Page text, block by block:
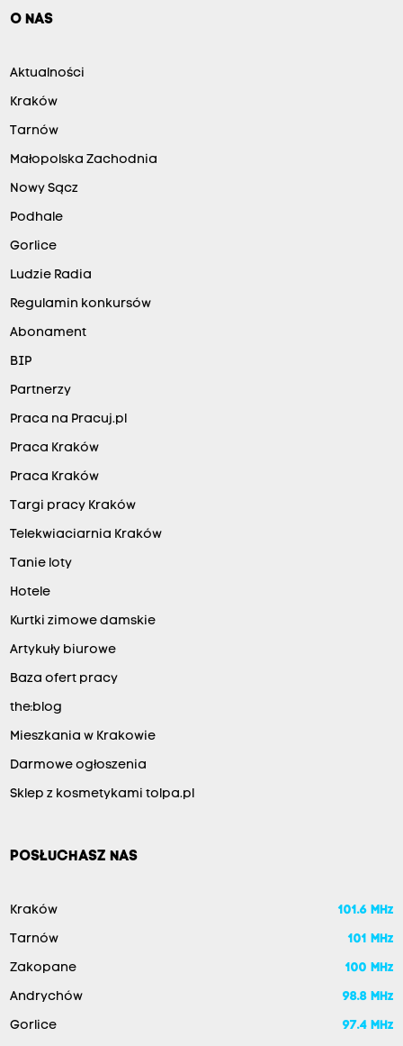
O NAS
Aktualności
Kraków
Tarnów
Małopolska Zachodnia
Nowy Sącz
Podhale
Gorlice
Ludzie Radia
Regulamin konkursów
Abonament
BIP
Partnerzy
Praca na Pracuj.pl
Praca Kraków
Praca Kraków
Targi pracy Kraków
Telekwiaciarnia Kraków
Tanie loty
Hotele
Kurtki zimowe damskie
Artykuły biurowe
Baza ofert pracy
the:blog
Mieszkania w Krakowie
Darmowe ogłoszenia
Sklep z kosmetykami tolpa.pl
POSŁUCHASZ NAS
Kraków 101.6 MHz
Tarnów 101 MHz
Zakopane 100 MHz
Andrychów 98.8 MHz
Gorlice 97.4 MHz